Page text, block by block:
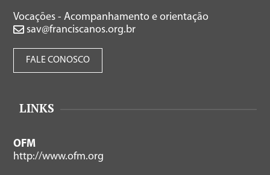
Vocações - Acompanhamento e orientação
sav@franciscanos.org.br
FALE CONOSCO
LINKS
OFM
http://www.ofm.org